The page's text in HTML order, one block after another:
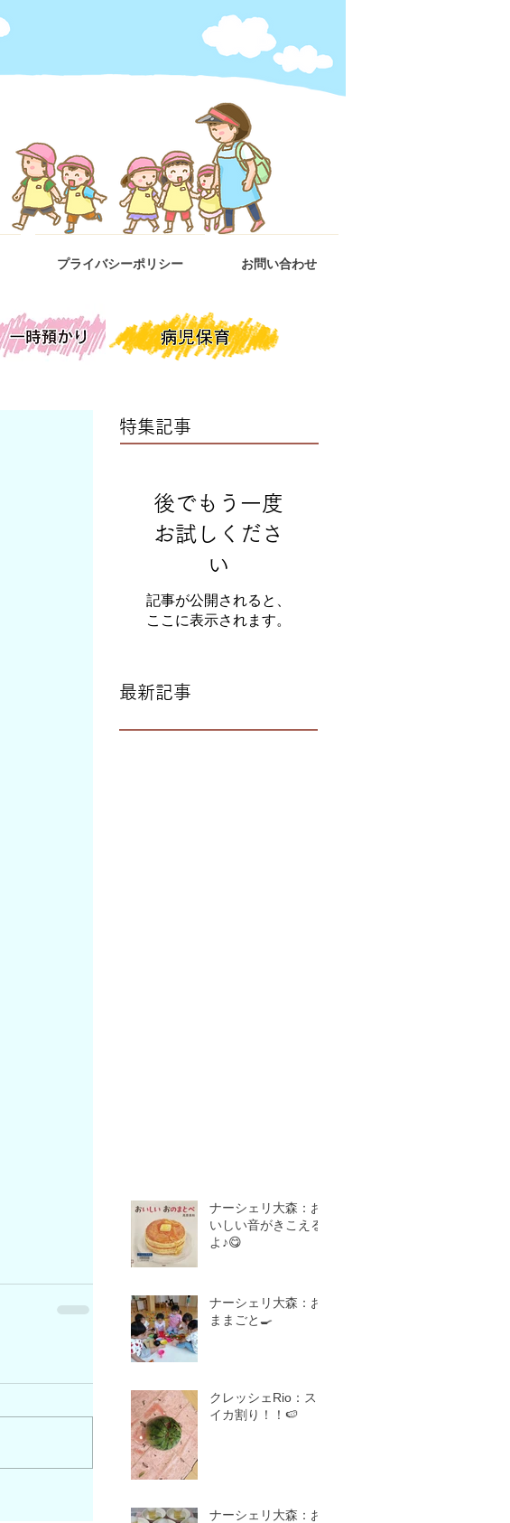
プライバシーポリシー お問い合わせ
特集記事
後でもう一度
お試しくださ
い
記事が公開されると、
ここに表示されます。
最新記事
ナーシェリ大森：お
いしい音がきこえる
よ♪😋
ナーシェリ大森：お
ままごと🍳
クレッシェRio：ス
イカ割り！！🍉
ナーシェリ大森：お